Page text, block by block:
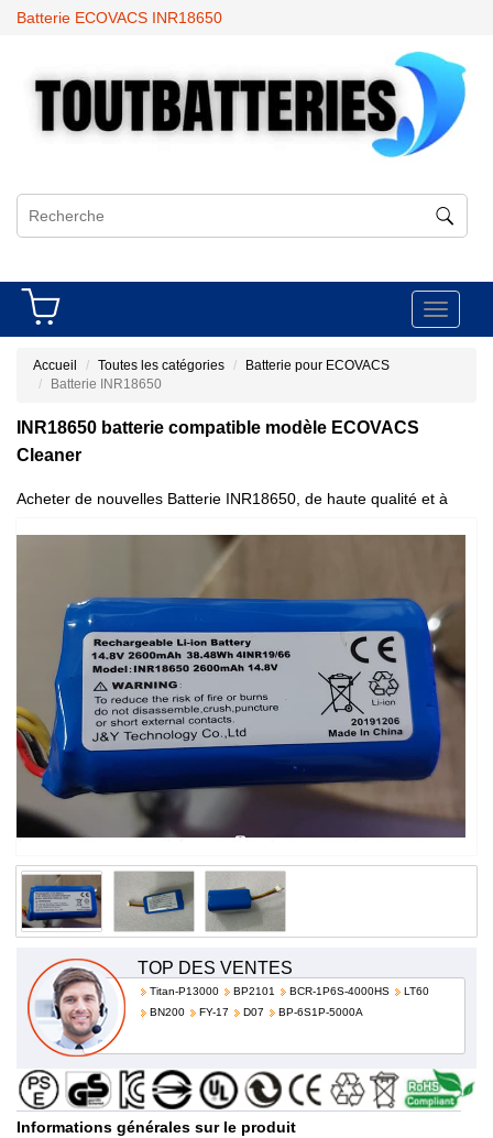
Batterie ECOVACS INR18650
Toggle
Accueil Toutes les catégories
Batterie pour ECOVACS
Batterie INR18650
INR18650 batterie compatible modèle ECOVACS
Cleaner
Acheter de nouvelles Batterie INR18650, de haute qualité et à
bas prix!
TOP DES VENTES
Titan-P13000 BP2101 BCR-1P6S-4000HS
LT60
BN200
FY-17 D07 BP-6S1P-5000A
Informations générales sur le produit